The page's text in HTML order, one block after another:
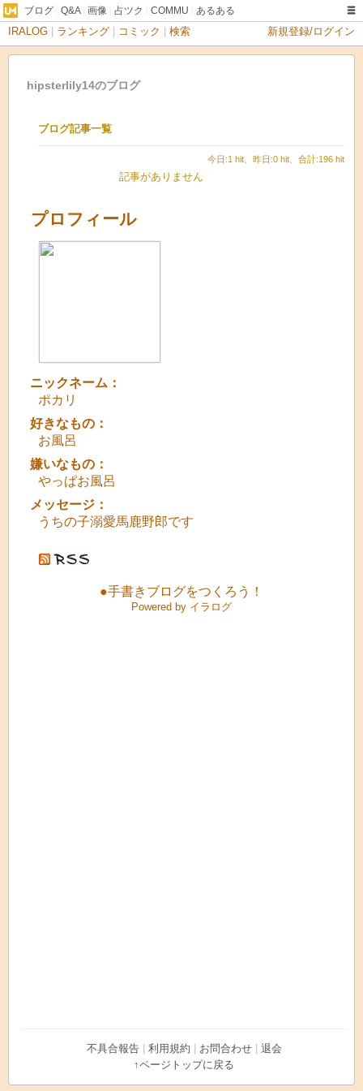
ブログ Q&A| 画像 占ツク COMMU あるある
IRALOG ランキング コミック 検索 新規登録/ログイン
hipsterlily14のブログ
ブログ記事一覧
今日:1 hit、昨日:0 hit、合計:196 hit
記事がありません
プロフィール
ニックネーム：
ポカリ
好きなもの：
お風呂
嫌いなもの：
やっぱお風呂
メッセージ：
うちの子溺愛馬鹿野郎です
●手書きブログをつくろう！
Powered by イラログ
不具合報告 利用規約 お問合わせ
退会
↑ページトップに戻る